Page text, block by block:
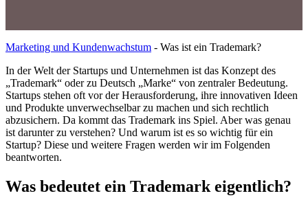
Marketing und Kundenwachstum - Was ist ein Trademark?
In der Welt der Startups und Unternehmen ist das Konzept des
„Trademark“ oder zu Deutsch „Marke“ von zentraler Bedeutung.
Startups stehen oft vor der Herausforderung, ihre innovativen Ideen
und Produkte unverwechselbar zu machen und sich rechtlich
abzusichern. Da kommt das Trademark ins Spiel. Aber was genau
ist darunter zu verstehen? Und warum ist es so wichtig für ein
Startup? Diese und weitere Fragen werden wir im Folgenden
beantworten.
Was bedeutet ein Trademark eigentlich?